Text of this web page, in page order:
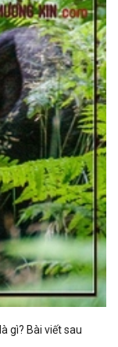
gì? Bài viết sau